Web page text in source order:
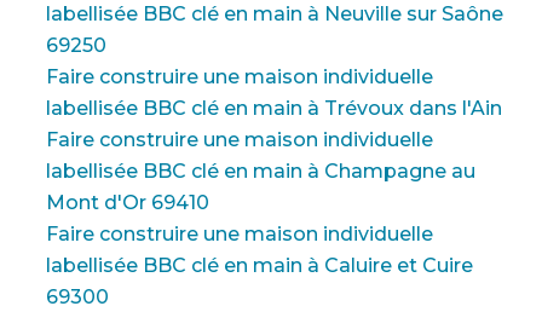
labellisée BBC clé en main à Neuville sur Saône
69250
Faire construire une maison individuelle
labellisée BBC clé en main à Trévoux dans l'Ain
Faire construire une maison individuelle
labellisée BBC clé en main à Champagne au
Mont d'Or 69410
Faire construire une maison individuelle
labellisée BBC clé en main à Caluire et Cuire
69300